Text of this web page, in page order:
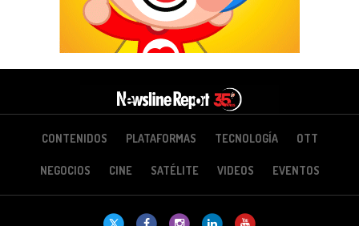
CONTENIDOS PLATAFORMAS TECNOLOGÍA OTT
NEGOCIOS CINE SATÉLITE VIDEOS EVENTOS